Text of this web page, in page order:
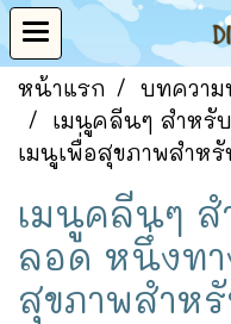
หน้าแรก บทควา
เมนูคลีนๆ สำหรั
เมนูเพื่อสุขภาพสำห
เมนูคลีนๆ
ลอด หนึ่งทา
สุขภาพสำห